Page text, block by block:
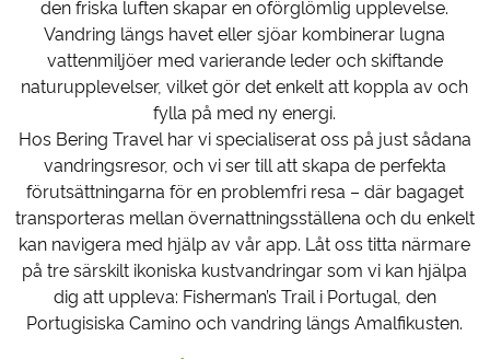
den friska luften skapar en oförglömlig upplevelse.
Vandring längs havet eller sjöar kombinerar lugna
vattenmiljöer med varierande leder och skiftande
naturupplevelser, vilket gör det enkelt att koppla av och
fylla på med ny energi.
Hos Bering Travel har vi specialiserat oss på just sådana
vandringsresor, och vi ser till att skapa de perfekta
förutsättningarna för en problemfri resa – där bagaget
transporteras mellan övernattningsställena och du enkelt
kan navigera med hjälp av vår app. Låt oss titta närmare
på tre särskilt ikoniska kustvandringar som vi kan hjälpa
dig att uppleva: Fisherman’s Trail i Portugal, den
Portugisiska Camino och vandring längs Amalfikusten.